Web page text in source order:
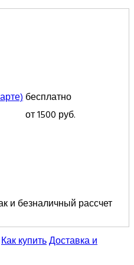
бесплатно
от 1500 руб.
и безналичный рассчет
Как купитьДоставка и